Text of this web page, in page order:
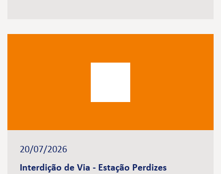
20/07/2026
Interdição de Via - Estação Perdizes